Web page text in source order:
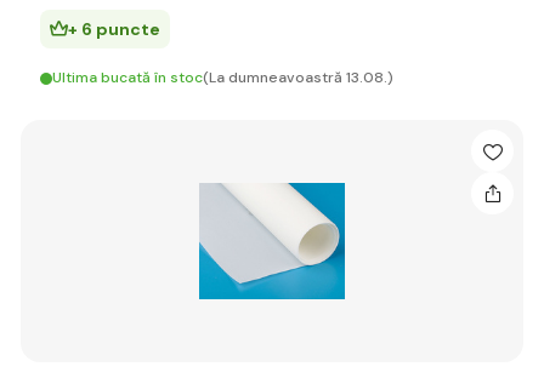
+ 6 puncte
Ultima bucată în stoc(La dumneavoastră 13.08.)